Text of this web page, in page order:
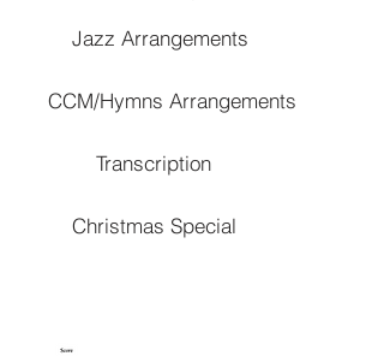
Jazz Arrangements
CCM/Hymns Arrangements
Transcription
Christmas Special